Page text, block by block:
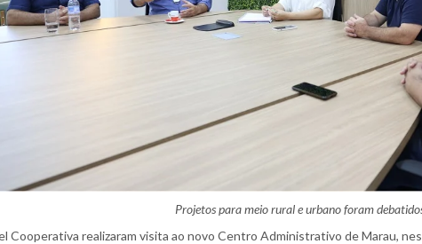
Projetos para meio rural e urbano foram
Cooperativa realizaram visita ao novo Centro Administrativo de Marau,